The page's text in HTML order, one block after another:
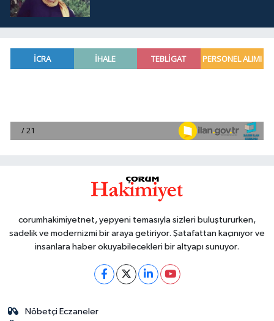
corumhakimiyetnet, yepyeni temasıyla sizleri buluştururken,
sadelik ve modernizmi bir araya getiriyor. Şatafattan kaçınıyor ve
insanlara haber okuyabilecekleri bir altyapı sunuyor.
Nöbetçi Eczaneler